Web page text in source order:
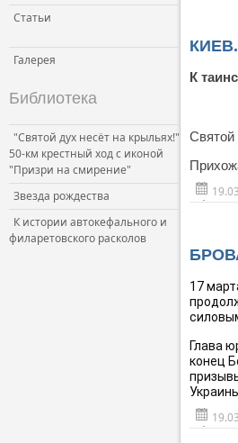
Статьи
Галерея
Библиотека
"Святой дух несёт на крыльях!"
50-км крестный ход с иконой
"Призри на смирение"
Звезда рождества
К истории автокефального и
филаретовского расколов
К
Святой
17
Глава
конец